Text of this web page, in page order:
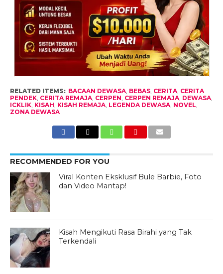
RELATED ITEMS: BACAAN DEWASA, BEBAS, CERITA, CERITA
PENDEK, CERITA REMAJA, CERPEN, CERPEN REMAJA, DEWASA,
ICKLIK, KISAH, KISAH REMAJA, LEGENDA DEWASA, NOVEL,
ZONA DEWASA
RECOMMENDED FOR YOU
Viral Konten Eksklusif Bule Barbie, Foto
dan Video Mantap!
Kisah Mengikuti Rasa Birahi yang Tak
Terkendali